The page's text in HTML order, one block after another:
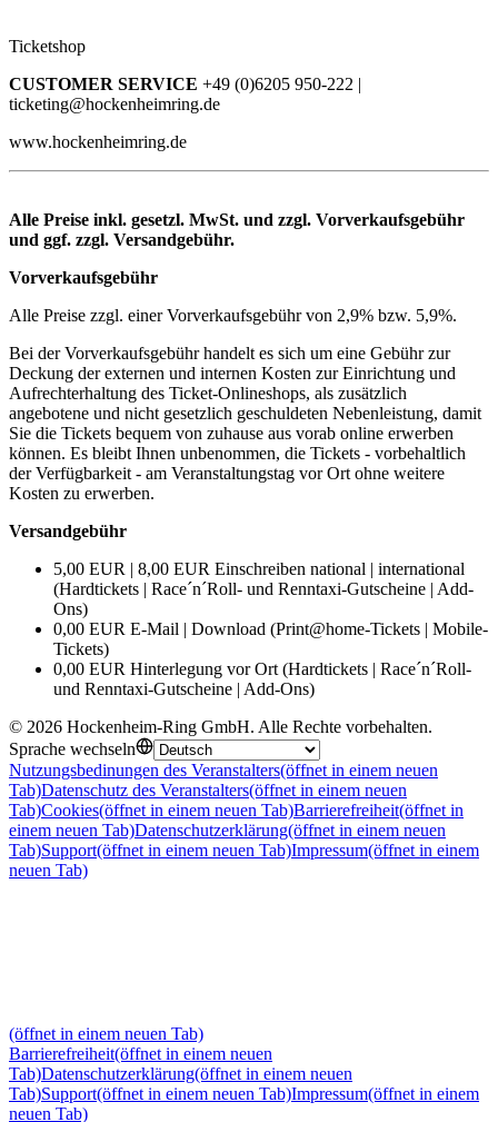
Ticketshop
CUSTOMER SERVICE +49 (0)6205 950-222 |
ticketing@hockenheimring.de
www.hockenheimring.de
Alle Preise inkl. gesetzl. MwSt. und zzgl. Vorverkaufsgebühr
und ggf. zzgl. Versandgebühr.
Vorverkaufsgebühr
Alle Preise zzgl. einer Vorverkaufsgebühr von 2,9% bzw. 5,9%.
Bei der Vorverkaufsgebühr handelt es sich um eine Gebühr zur
Deckung der externen und internen Kosten zur Einrichtung und
Aufrechterhaltung des Ticket-Onlineshops, als zusätzlich
angebotene und nicht gesetzlich geschuldeten Nebenleistung, damit
Sie die Tickets bequem von zuhause aus vorab online erwerben
können. Es bleibt Ihnen unbenommen, die Tickets - vorbehaltlich
der Verfügbarkeit - am Veranstaltungstag vor Ort ohne weitere
Kosten zu erwerben.
Versandgebühr
5,00 EUR | 8,00 EUR Einschreiben national | international
(Hardtickets | Race´n´Roll- und Renntaxi-Gutscheine | Add-
Ons)
0,00 EUR E-Mail | Download (Print@home-Tickets | Mobile-
Tickets)
0,00 EUR Hinterlegung vor Ort (Hardtickets | Race´n´Roll-
und Renntaxi-Gutscheine | Add-Ons)
© 2026 Hockenheim-Ring GmbH. Alle Rechte vorbehalten.
Sprache wechseln
Nutzungsbedinungen des Veranstalters(öffnet in einem neuen
Tab)Datenschutz des Veranstalters(öffnet in einem neuen
Tab)Cookies(öffnet in einem neuen Tab)Barrierefreiheit(öffnet in
einem neuen Tab)Datenschutzerklärung(öffnet in einem neuen
Tab)Support(öffnet in einem neuen Tab)Impressum(öffnet in einem
neuen Tab)
(öffnet in einem neuen Tab)
Barrierefreiheit(öffnet in einem neuen
Tab)Datenschutzerklärung(öffnet in einem neuen
Tab)Support(öffnet in einem neuen Tab)Impressum(öffnet in einem
neuen Tab)